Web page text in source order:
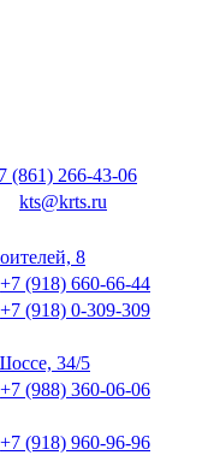
(861) 266-43-06
kts@krts.ru
8
+7 (918) 660-66-44
+7 (918) 0-309-309
34/5
+7 (988) 360-06-06
+7 (918) 960-96-96